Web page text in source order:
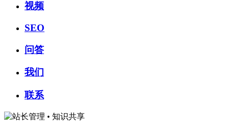
视频
SEO
问答
我们
联系